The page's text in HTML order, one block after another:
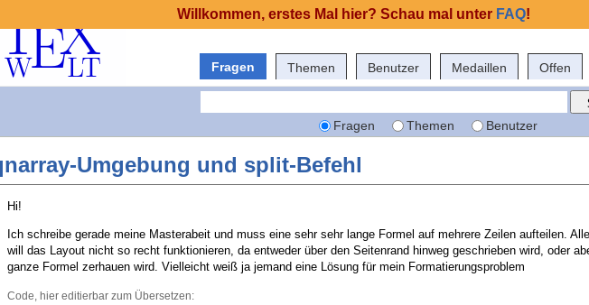
Fragen Themen Benutzer Medaillen Offen
Fragen Themen Benutzer
Umgebung und split-Befehl
Hi!
Ich schreibe gerade meine Masterabeit und muss eine sehr sehr lange Formel auf mehrere Zeilen aufteilen.
will das Layout nicht so recht funktionieren, da entweder über den Seitenrand hinweg geschrieben wird, oder
ganze Formel zerhauen wird. Vielleicht weiß ja jemand eine Lösung für mein Formatierungsproblem
Code, hier editierbar zum Übersetzen:
Willkommen, erstes Mal hier? Schau mal unter FAQ!